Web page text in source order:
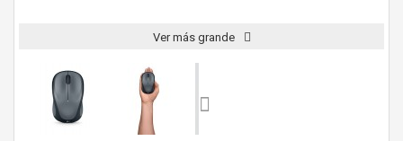
Ver más grande